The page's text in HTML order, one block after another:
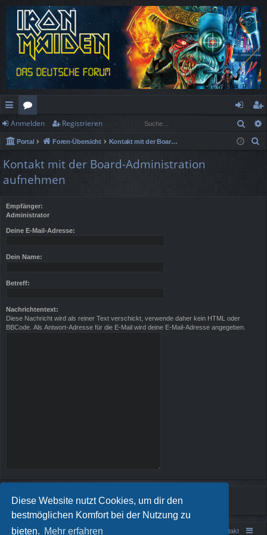
Diese Website nutzt Cookies, um dir den
bestmöglichen Komfort bei der Nutzung zu
bieten. Mehr erfahren
ch
ne
llz
ug
rif
or
en
n
m
eg
ist
Anmelden Registrieren
Portal Foren-Übersicht Kontakt mit der Board-Administration aufnehmen
Kontakt mit der Board-Administration
aufnehmen
Empfänger:
Administrator
Deine E-Mail-Adresse:
Dein Name:
Betreff:
Nachrichtentext:
Diese Nachricht wird als reiner Text verschickt, verwende daher kein HTML oder
BBCode. Als Antwort-Adresse für die E-Mail wird deine E-Mail-Adresse angegeben.
Portal Foren-Übersicht Kontakt